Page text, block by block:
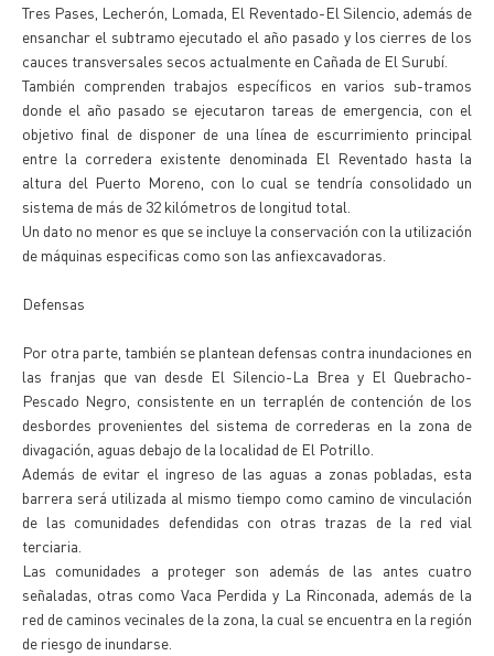
Tres Pases, Lecherón, Lomada, El Reventado-El Silencio, además de
ensanchar el subtramo ejecutado el año pasado y los cierres de los
cauces transversales secos actualmente en Cañada de El Surubí.
También comprenden trabajos específicos en varios sub-tramos
donde el año pasado se ejecutaron tareas de emergencia, con el
objetivo final de disponer de una línea de escurrimiento principal
entre la corredera existente denominada El Reventado hasta la
altura del Puerto Moreno, con lo cual se tendría consolidado un
sistema de más de 32 kilómetros de longitud total.
Un dato no menor es que se incluye la conservación con la utilización
de máquinas especificas como son las anfiexcavadoras.
Defensas
Por otra parte, también se plantean defensas contra inundaciones en
las franjas que van desde El Silencio-La Brea y El Quebracho-
Pescado Negro, consistente en un terraplén de contención de los
desbordes provenientes del sistema de correderas en la zona de
divagación, aguas debajo de la localidad de El Potrillo.
Además de evitar el ingreso de las aguas a zonas pobladas, esta
barrera será utilizada al mismo tiempo como camino de vinculación
de las comunidades defendidas con otras trazas de la red vial
terciaria.
Las comunidades a proteger son además de las antes cuatro
señaladas, otras como Vaca Perdida y La Rinconada, además de la
red de caminos vecinales de la zona, la cual se encuentra en la región
de riesgo de inundarse.